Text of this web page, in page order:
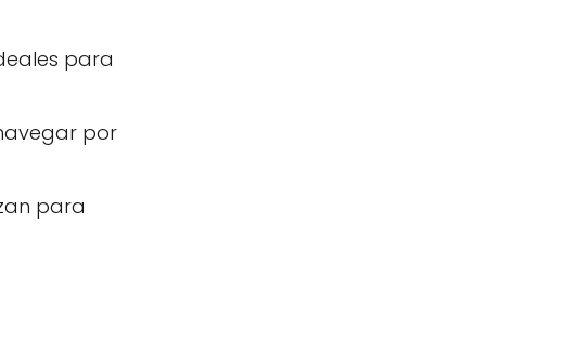
para
por
para